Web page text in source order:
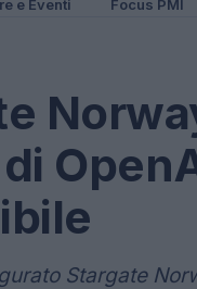
e Eventi Focus PMI
Stargate